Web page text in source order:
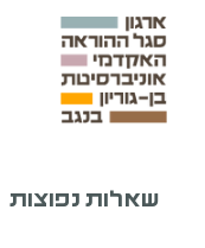
שאלות נפוצות